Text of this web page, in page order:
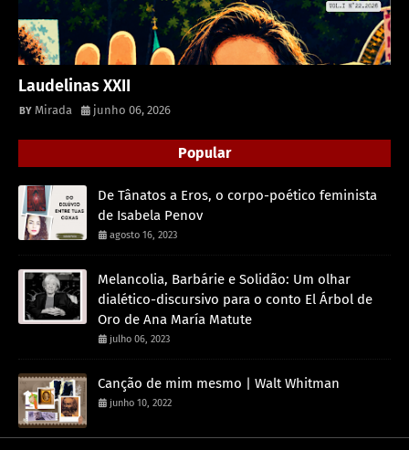
Laudelinas XXII
Mirada junho 06, 2026
Popular
De Tânatos a Eros, o corpo-poético feminista
de Isabela Penov
agosto 16, 2023
Melancolia, Barbárie e Solidão: Um olhar
dialético-discursivo para o conto El Árbol de
Oro de Ana María Matute
julho 06, 2023
Canção de mim mesmo | Walt Whitman
junho 10, 2022